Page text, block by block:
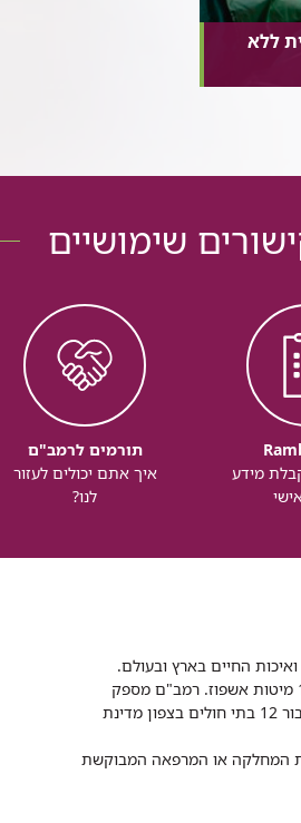
ללא
שימושיים
מידע
תורמים לרמב"ם
איך אתם יכולים לעזור
לנו?
החיים בארץ ובעולם.
רמב"ם הוא בית חולים ממשלתי אקדמי, המסונף לפקולטה לרפואה של הטכניון ומונה כ- 1000 מיטות אשפוז. רמב"ם מספק
שירותי רפואה לכ-2,700,000 תושבים, צה"ל וכוחות הביטחון, ומשמש כבית חולים על אזורי עבור 12 בתי חולים בצפון מדינת
את המחלקה או המרפאה המבוקשת